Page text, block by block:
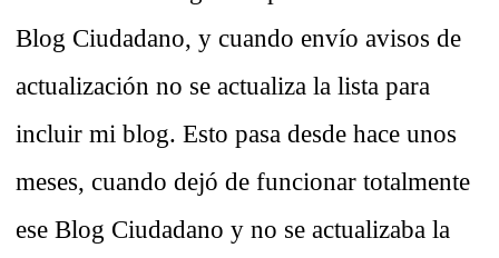
Blog Ciudadano, y cuando envío avisos de
actualización no se actualiza la lista para
incluir mi blog. Esto pasa desde hace unos
meses, cuando dejó de funcionar totalmente
ese Blog Ciudadano y no se actualizaba la